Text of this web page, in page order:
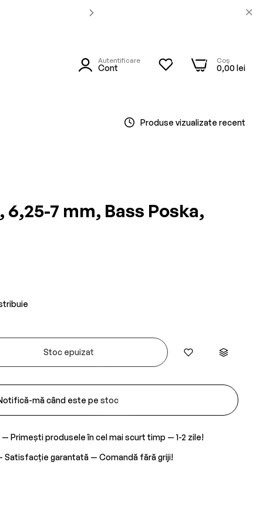
Autentificare
Cont
0 Coș
0,00 lei
0
Produse vizualizate recent
7 mm, Bass Poska,
Stoc epuizat
mă când este pe stoc
— Primești produsele în cel mai scurt timp — 1-2 zile!
Satisfacție garantată — Comandă fără griji!